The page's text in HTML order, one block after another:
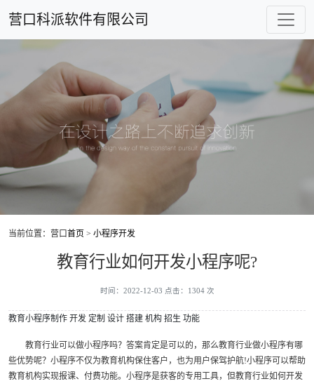
营口科派软件有限公司
当前位置：营口首页 > 小程序开发
教育行业如何开发小程序呢?
时间：2022-12-03 点击：1304 次
教育小程序制作 开发 定制 设计 搭建 机构 招生 功能
教育行业可以做小程序吗？答案肯定是可以的，那么教育行业做小程序有哪
些优势呢？小程序不仅为教育机构保住客户，也为用户保驾护航!小程序可以帮助
教育机构实现报课、付费功能。小程序是获客的专用工具，但教育行业如何开发